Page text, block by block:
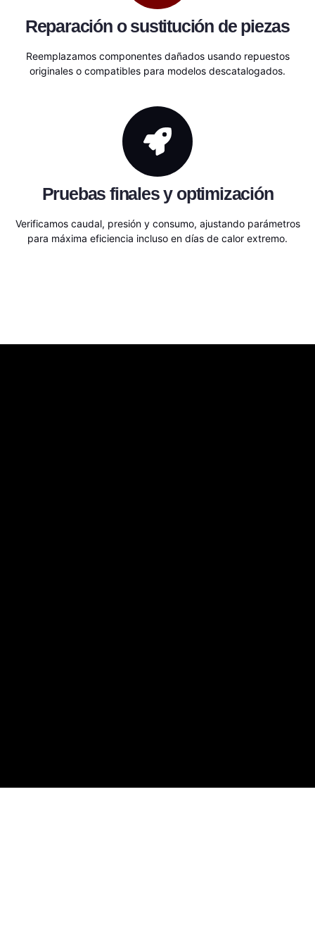
Reparación o sustitución de piezas
Reemplazamos componentes dañados usando repuestos
originales o compatibles para modelos descatalogados.
Pruebas finales y optimización
Verificamos caudal, presión y consumo, ajustando parámetros
para máxima eficiencia incluso en días de calor extremo.